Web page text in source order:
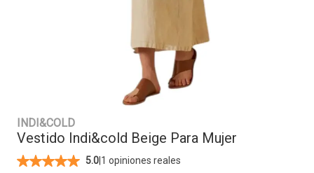
INDI&COLD
Vestido Indi&cold Beige Para Mujer
5.0 1 opiniones reales